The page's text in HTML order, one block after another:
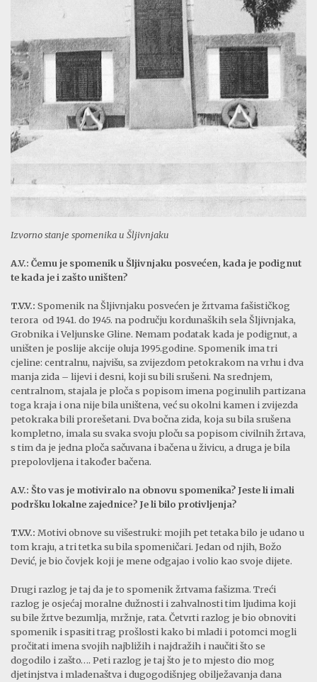
Izvorno stanje spomenika u Šljivnjaku
A.V.: Čemu je spomenik u Šljivnjaku posvećen, kada je podignut
te kada je i zašto uništen?
T.V.V.: Spomenik na Šljivnjaku posvećen je žrtvama fašističkog
terora od 1941. do 1945. na području kordunaških sela Šljivnjaka,
Grobnika i Veljunske Gline. Nemam podatak kada je podignut, a
uništen je poslije akcije oluja 1995.godine. Spomenik ima tri
cjeline: centralnu, najvišu, sa zvijezdom petokrakom na vrhu i dva
manja zida – lijevi i desni, koji su bili srušeni. Na srednjem,
centralnom, stajala je ploča s popisom imena poginulih partizana
toga kraja i ona nije bila uništena, već su okolni kamen i zvijezda
petokraka bili prorešetani. Dva bočna zida, koja su bila srušena
kompletno, imala su svaka svoju ploču sa popisom civilnih žrtava,
s tim da je jedna ploča sačuvana i bačena u živicu, a druga je bila
prepolovljena i također bačena.
A.V.: Što vas je motiviralo na obnovu spomenika? Jeste li imali
podršku lokalne zajednice? Je li bilo protivljenja?
T.V.V.: Motivi obnove su višestruki: mojih pet tetaka bilo je udano u
tom kraju, a tri tetka su bila spomeničari. Jedan od njih, Božo
Dević, je bio čovjek koji je mene odgajao i volio kao svoje dijete.
Drugi razlog je taj da je to spomenik žrtvama fašizma. Treći
razlog je osjećaj moralne dužnosti i zahvalnosti tim ljudima koji
su bile žrtve bezumlja, mržnje, rata. Četvrti razlog je bio obnoviti
spomenik i spasiti trag prošlosti kako bi mladi i potomci mogli
pročitati imena svojih najbližih i najdražih i naučiti što se
dogodilo i zašto…. Peti razlog je taj što je to mjesto dio mog
djetinjstva i mladenaštva i dugogodišnjeg obilježavanja dana